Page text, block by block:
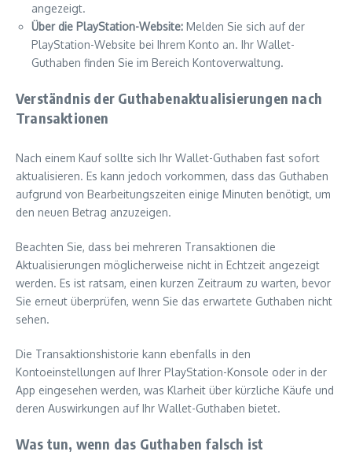
angezeigt.
Über die PlayStation-Website: Melden Sie sich auf der
PlayStation-Website bei Ihrem Konto an. Ihr Wallet-
Guthaben finden Sie im Bereich Kontoverwaltung.
Verständnis der Guthabenaktualisierungen nach
Transaktionen
Nach einem Kauf sollte sich Ihr Wallet-Guthaben fast sofort
aktualisieren. Es kann jedoch vorkommen, dass das Guthaben
aufgrund von Bearbeitungszeiten einige Minuten benötigt, um
den neuen Betrag anzuzeigen.
Beachten Sie, dass bei mehreren Transaktionen die
Aktualisierungen möglicherweise nicht in Echtzeit angezeigt
werden. Es ist ratsam, einen kurzen Zeitraum zu warten, bevor
Sie erneut überprüfen, wenn Sie das erwartete Guthaben nicht
sehen.
Die Transaktionshistorie kann ebenfalls in den
Kontoeinstellungen auf Ihrer PlayStation-Konsole oder in der
App eingesehen werden, was Klarheit über kürzliche Käufe und
deren Auswirkungen auf Ihr Wallet-Guthaben bietet.
Was tun, wenn das Guthaben falsch ist